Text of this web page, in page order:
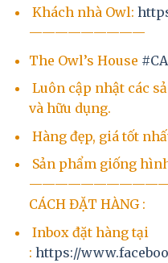
Khách nhà Owl:
—————————
The Owl’s House #
Luôn cập nhật các
và hữu dụng.
Hàng đẹp, giá tốt
Sản phẩm giống
CÁCH ĐẶT HÀNG :
Inbox đặt hàng tại
: https://